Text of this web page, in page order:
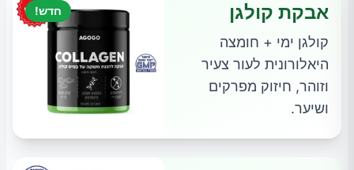
חדש! אבקת קולגן
קולגן ימי + חומצה
היאלורונית לעור צעיר
וזוהר, חיזוק מפרקים
ושיער.